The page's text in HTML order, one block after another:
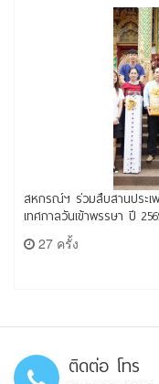
สหกรณ์ฯ ร่วมสืบสานประเ
เทศกาลวันเข้าพรรษา ปี
27 ครั้ง
ติดต่อ โทร